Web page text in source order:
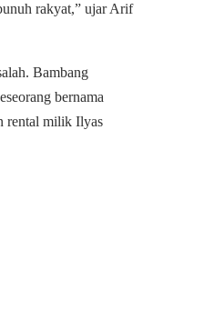
rakyat,” ujar Arif
Bambang
bernama
rental milik Ilyas